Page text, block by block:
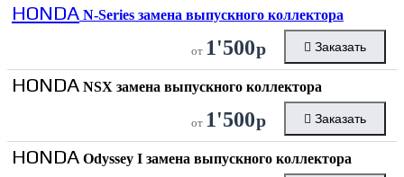
HONDA N-Series замена выпускного коллектора
от 1'500р Заказать
HONDA NSX замена выпускного коллектора
от 1'500р Заказать
HONDA Odyssey I замена выпускного коллектора